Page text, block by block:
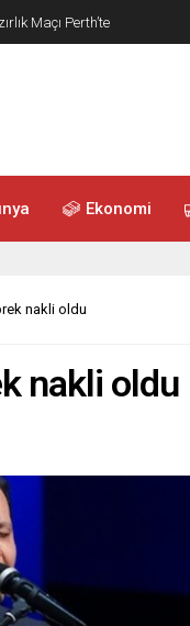
Maçı Perth’te
Ekonomi
nakli oldu
nakli oldu